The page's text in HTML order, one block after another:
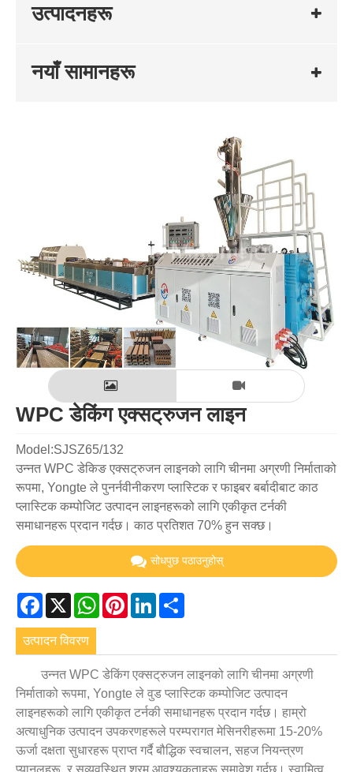
उत्पादनहरू
नयाँ सामानहरू
WPC डेकिंग एक्सट्रुजन लाइन
Model:SJSZ65/132
उन्नत WPC डेकिङ एक्सट्रुजन लाइनको लागि चीनमा अग्रणी निर्माताको
रूपमा, Yongte ले पुनर्नवीनीकरण प्लास्टिक र फाइबर बर्बादीबाट काठ
प्लास्टिक कम्पोजिट उत्पादन लाइनहरूको लागि एकीकृत टर्नकी
समाधानहरू प्रदान गर्दछ। काठ प्रतिशत 70% हुन सक्छ।
सोधपुछ पठाउनुहोस्
Facebook
X WhatsApp
PinterestLinkedIn
उत्पादन विवरण
उन्नत WPC डेकिंग एक्सट्रुजन लाइनको लागि चीनमा अग्रणी
निर्माताको रूपमा, Yongte ले वुड प्लास्टिक कम्पोजिट उत्पादन
लाइनहरूको लागि एकीकृत टर्नकी समाधानहरू प्रदान गर्दछ। हाम्रो
अत्याधुनिक उत्पादन उपकरणहरूले परम्परागत मेसिनरीहरूमा 15-20%
ऊर्जा दक्षता सुधारहरू प्राप्त गर्दै बौद्धिक स्वचालन, सहज नियन्त्रण
प्यानलहरू, र सुव्यवस्थित श्रम आवश्यकताहरू समावेश गर्दछ। स्वामित्व